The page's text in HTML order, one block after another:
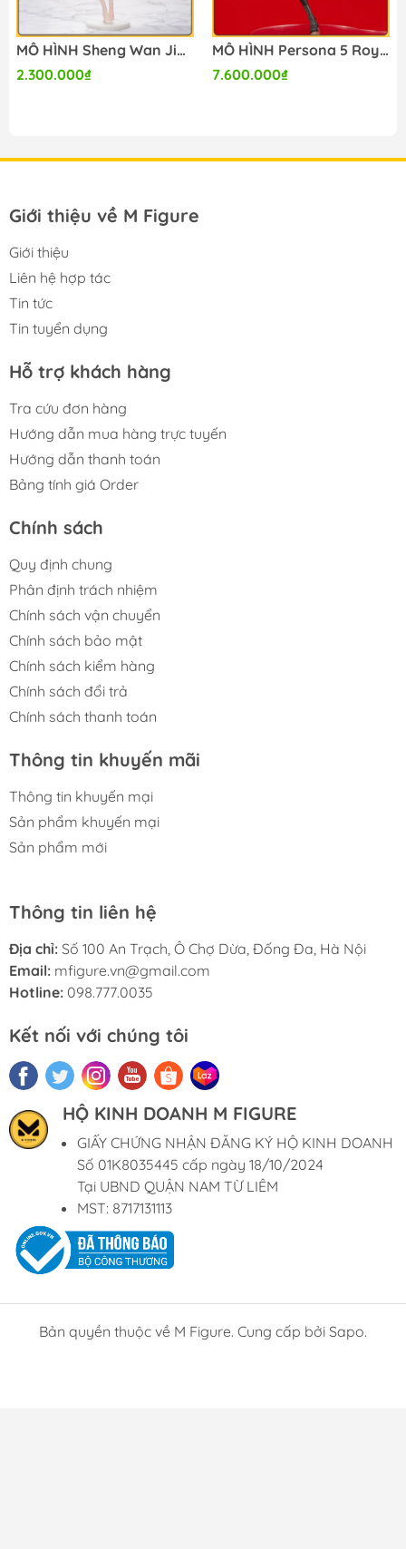
MÔ HÌNH Sheng Wan Jiao Zhu Cheshire 1/6 Complete Figure(Animester) FIGURE CHÍNH HÃNG
2.300.000₫
MÔ HÌNH Persona 5 Royal Makoto Niijima School Uniform Ver. 1/7 Complete Figure(AMAKUNI) FIGURE CHÍNH HÃNG
7.600.000₫
Giới thiệu về M Figure
Giới thiệu
Liên hệ hợp tác
Tin tức
Tin tuyển dụng
Hỗ trợ khách hàng
Tra cứu đơn hàng
Hướng dẫn mua hàng trực tuyến
Hướng dẫn thanh toán
Bảng tính giá Order
Chính sách
Quy định chung
Phân định trách nhiệm
Chính sách vận chuyển
Chính sách bảo mật
Chính sách kiểm hàng
Chính sách đổi trả
Chính sách thanh toán
Thông tin khuyến mãi
Thông tin khuyến mại
Sản phẩm khuyến mại
Sản phẩm mới
Thông tin liên hệ
Địa chỉ: Số 100 An Trạch, Ô Chợ Dừa, Đống Đa, Hà Nội
Email: mfigure.vn@gmail.com
Hotline: 098.777.0035
Kết nối với chúng tôi
HỘ KINH DOANH M FIGURE
GIẤY CHỨNG NHẬN ĐĂNG KÝ HỘ KINH DOANH
Số 01K8035445 cấp ngày 18/10/2024
Tại UBND QUẬN NAM TỪ LIÊM
MST: 8717131113
Bản quyền thuộc về M Figure. Cung cấp bởi Sapo.